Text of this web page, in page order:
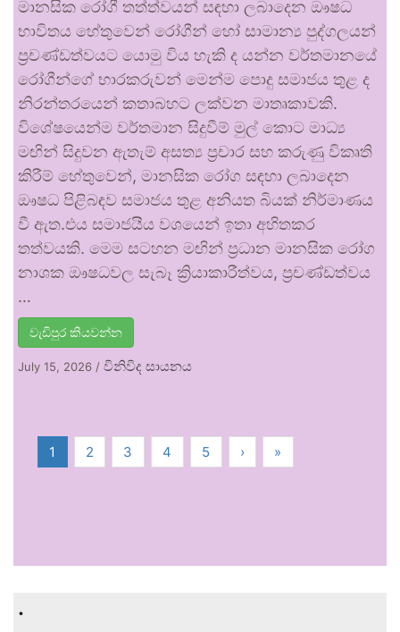
මානසික රෝගී තත්ත්වයන් සඳහා ලබාදෙන ඖෂධ
භාවිතය හේතුවෙන් රෝගීන් හෝ සාමාන්‍ය පුද්ගලයන්
ප්‍රචණ්ඩත්වයට යොමු විය හැකි ද යන්න වර්තමානයේ
රෝගීන්ගේ භාරකරුවන් මෙන්ම පොදු සමාජය තුළ ද
නිරන්තරයෙන් කතාබහට ලක්වන මාතෘකාවකි.
විශේෂයෙන්ම වර්තමාන සිදුවීම් මුල් කොට මාධ්‍ය
මඟින් සිදුවන ඇතැම් අසත්‍ය ප්‍රචාර සහ කරුණු විකෘති
කිරීම් හේතුවෙන්, මානසික රෝග සඳහා ලබාදෙන
ඖෂධ පිළිබඳව සමාජය තුළ අනියත බියක් නිර්මාණය
වී ඇත.එය සමාජයීය වශයෙන් ඉතා අහිතකර
තත්වයකි. මෙම සටහන මඟින් ප්‍රධාන මානසික රෝග
නාශක ඖෂධවල සැබෑ ක්‍රියාකාරීත්වය, ප්‍රචණ්ඩත්වය
…
වැඩිපුර කියවන්න
July 15, 2026 / විනිවිද සායනය
1 2 3 4 5 › »
.